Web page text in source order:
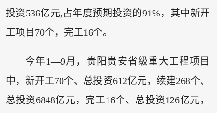
投资536亿元,占年度预期投资的91%，其中新开
工项目70个，完工16个。
今年1—9月，贵阳贵安省级重大工程项目
中，新开工70个、总投资612亿元，续建268个、
总投资6848亿元，完工16个、总投资126亿元，